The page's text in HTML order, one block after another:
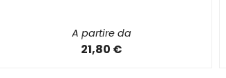
A partire da
21,80 €